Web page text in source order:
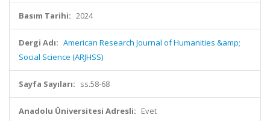
Basım Tarihi: 2024
Dergi Adı: American Research Journal of Humanities &amp;
Social Science (ARJHSS)
Sayfa Sayıları: ss.58-68
Anadolu Üniversitesi Adresli: Evet